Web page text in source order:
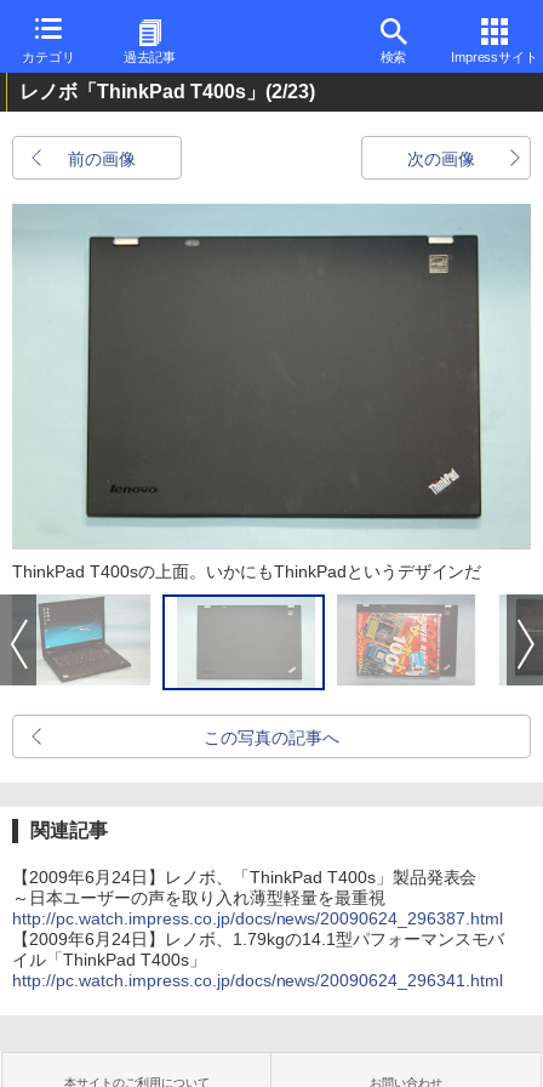
カテゴリ 過去記事 検索 Impressサイト
レノボ「ThinkPad T400s」 (2/23)
前の画像 次の画像
ThinkPad T400sの上面。いかにもThinkPadというデザインだ
この写真の記事へ
関連記事
【2009年6月24日】レノボ、「ThinkPad T400s」製品発表会
～日本ユーザーの声を取り入れ薄型軽量を最重視
http://pc.watch.impress.co.jp/docs/news/20090624_296387.html
【2009年6月24日】レノボ、1.79kgの14.1型パフォーマンスモバ
イル「ThinkPad T400s」
http://pc.watch.impress.co.jp/docs/news/20090624_296341.html
本サイトのご利用について お問い合わせ